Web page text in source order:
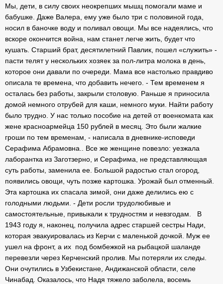
Мы, дети, в силу своих неокрепших мышц помогали маме и
бабушке. Даже Валера, ему уже было три с половиной года,
носил в баночке воду и поливал овощи. Мы все надеялись, что
вскоре окончится война, нам станет легче жить, будет что
кушать. Старший брат, десятилетний Павлик, пошел «служить» -
пасти телят у нескольких хозяек за пол-литра молока в день,
которое они давали по очереди. Мама все настолько правдиво
описала те времена, что добавить нечего. - Тем временем я
осталась без работы, закрыли столовую. Раньше я приносила
домой немного отрубей для каши, немного муки. Найти работу
было трудно. У нас только пособие на детей от военкомата как
жене красноармейца 150 рублей в месяц. Это были жалкие
гроши по тем временам, - написала в дневнике-исповеди
Серафима Абрамовна.. Все же женщине повезло: уезжала
лаборантка из Заготзерно, и Серафима, не представляющая
суть работы, заменила ее. Большой радостью стал огород,
появились овощи, чуть позже картошка. Урожай был отменный.
Эта картошка их спасала зимой, они даже делились ею с
голодными людьми. - Дети росли трудолюбивые и
самостоятельные, привыкали к трудностям и невзгодам. В
1943 году я, наконец, получила адрес старшей сестры Нади,
которая эвакуировалась из Керчи с маленькой дочкой. Муж ее
ушел на фронт, а их под бомбежкой на рыбацкой шаланде
перевезли через Керченский пролив. Мы потеряли их следы.
Они очутились в Узбекистане, Андижанской области, селе
Чинабад. Оказалось, что Надя тяжело заболела, восемь